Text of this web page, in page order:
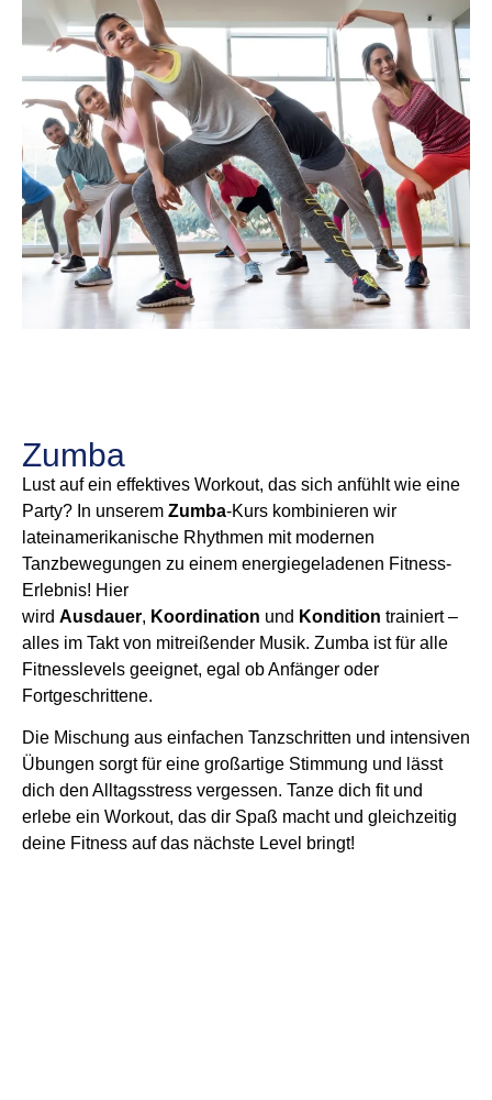
Zumba
Lust auf ein effektives Workout, das sich anfühlt wie eine
Party? In unserem Zumba-Kurs kombinieren wir
lateinamerikanische Rhythmen mit modernen
Tanzbewegungen zu einem energiegeladenen Fitness-
Erlebnis! Hier
wird Ausdauer, Koordination und Kondition trainiert –
alles im Takt von mitreißender Musik. Zumba ist für alle
Fitnesslevels geeignet, egal ob Anfänger oder
Fortgeschrittene.
Die Mischung aus einfachen Tanzschritten und intensiven
Übungen sorgt für eine großartige Stimmung und lässt
dich den Alltagsstress vergessen. Tanze dich fit und
erlebe ein Workout, das dir Spaß macht und gleichzeitig
deine Fitness auf das nächste Level bringt!